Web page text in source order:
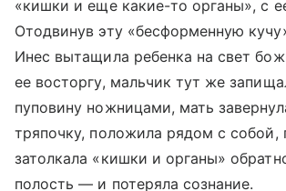
«кишки и еще какие-то органы», с
Отодвинув эту «бесформенную
Инес вытащила ребенка на свет
ее восторгу, мальчик тут же
пуповину ножницами, мать
тряпочку, положила рядом с собой,
затолкала «кишки и органы»
полость — и потеряла сознание.